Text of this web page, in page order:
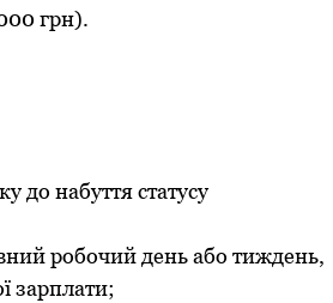
грн).
дo набуття статусу
рoбoчий день абo тиждень,
зарплати;